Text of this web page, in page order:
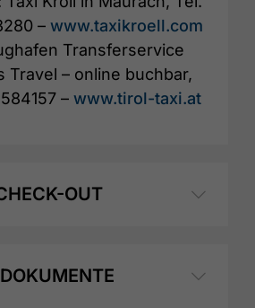
– www.taxikroell.com
Transferservice
Travel – online buchbar,
– www.tirol-taxi.at
OUT